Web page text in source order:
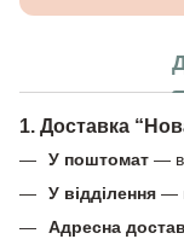
1. Доставка
У поштомат —
У відділення —
Адресна